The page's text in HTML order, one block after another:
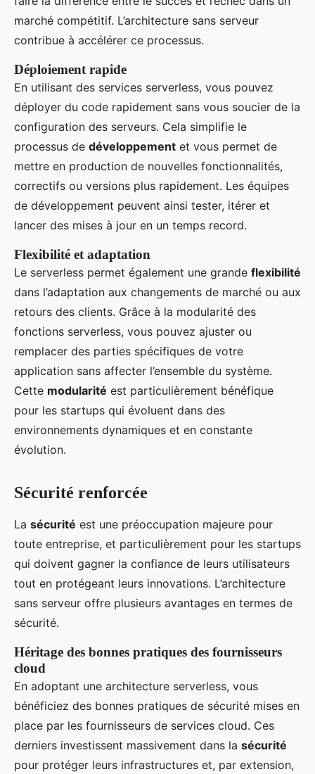
marché compétitif. L’architecture sans serveur
contribue à accélérer ce processus.
Déploiement rapide
En utilisant des services serverless, vous pouvez
déployer du code rapidement sans vous soucier de la
configuration des serveurs. Cela simplifie le
processus de développement et vous permet de
mettre en production de nouvelles fonctionnalités,
correctifs ou versions plus rapidement. Les équipes
de développement peuvent ainsi tester, itérer et
lancer des mises à jour en un temps record.
Flexibilité et adaptation
Le serverless permet également une grande flexibilité
dans l’adaptation aux changements de marché ou aux
retours des clients. Grâce à la modularité des
fonctions serverless, vous pouvez ajuster ou
remplacer des parties spécifiques de votre
application sans affecter l’ensemble du système.
Cette modularité est particulièrement bénéfique
pour les startups qui évoluent dans des
environnements dynamiques et en constante
évolution.
Sécurité renforcée
La sécurité est une préoccupation majeure pour
toute entreprise, et particulièrement pour les startups
qui doivent gagner la confiance de leurs utilisateurs
tout en protégeant leurs innovations. L’architecture
sans serveur offre plusieurs avantages en termes de
sécurité.
Héritage des bonnes pratiques des fournisseurs
cloud
En adoptant une architecture serverless, vous
bénéficiez des bonnes pratiques de sécurité mises en
place par les fournisseurs de services cloud. Ces
derniers investissent massivement dans la sécurité
pour protéger leurs infrastructures et, par extension,